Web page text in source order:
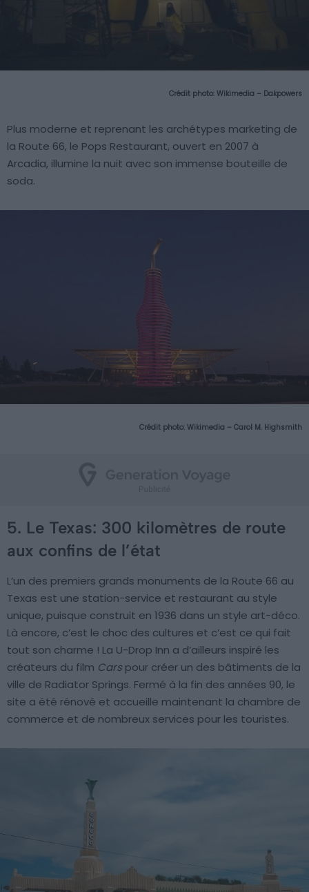
Crédit photo: Wikimedia – Dakpowers
Plus moderne et reprenant les archétypes marketing de
la Route 66, le Pops Restaurant, ouvert en 2007 à
Arcadia, illumine la nuit avec son immense bouteille de
soda.
Crédit photo: Wikimedia – Carol M. Highsmith
5. Le Texas: 300 kilomètres de route
aux confins de l’état
L’un des premiers grands monuments de la Route 66 au
Texas est une station-service et restaurant au style
unique, puisque construit en 1936 dans un style art-déco.
Là encore, c’est le choc des cultures et c’est ce qui fait
tout son charme ! La U-Drop Inn a d’ailleurs inspiré les
créateurs du film Cars pour créer un des bâtiments de la
ville de Radiator Springs. Fermé à la fin des années 90, le
site a été rénové et accueille maintenant la chambre de
commerce et de nombreux services pour les touristes.